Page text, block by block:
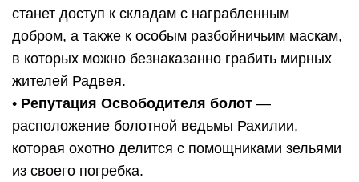
станет доступ к складам с награбленным
добром, а также к особым разбойничьим маскам,
в которых можно безнаказанно грабить мирных
жителей Радвея.
• Репутация Освободителя болот —
расположение болотной ведьмы Рахилии,
которая охотно делится с помощниками зельями
из своего погребка.